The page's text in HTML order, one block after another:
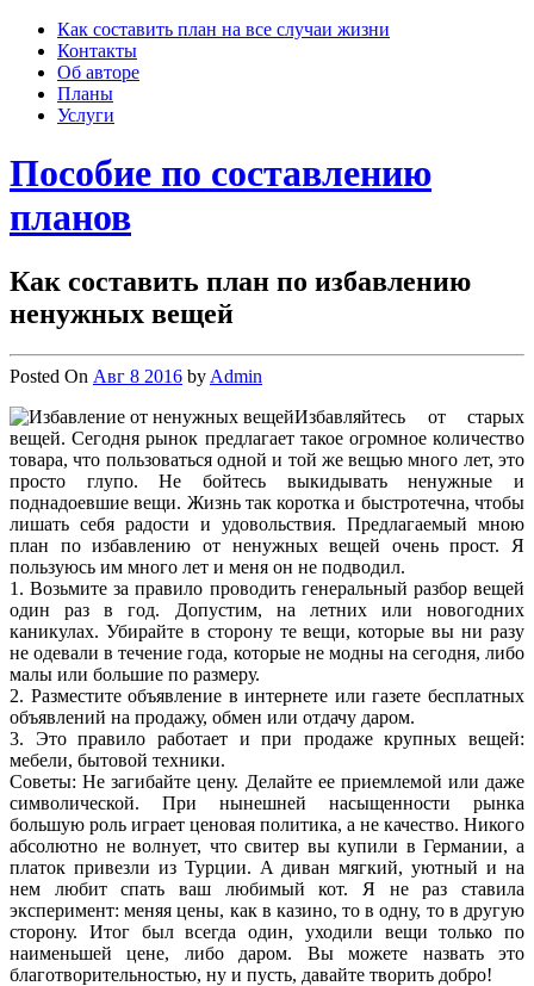
Skip
content
Как составить план на все случаи жизни
Контакты
Об авторе
Планы
Услуги
Пособие по составлению
планов
Как составить план по избавлению
ненужных вещей
Posted On Авг 8 2016 by Admin
Избавляйтесь от старых
вещей. Сегодня рынок предлагает такое огромное количество
товара, что пользоваться одной и той же вещью много лет, это
просто глупо. Не бойтесь выкидывать ненужные и
поднадоевшие вещи. Жизнь так коротка и быстротечна, чтобы
лишать себя радости и удовольствия. Предлагаемый мною
план по избавлению от ненужных вещей очень прост. Я
пользуюсь им много лет и меня он не подводил.
1. Возьмите за правило проводить генеральный разбор вещей
один раз в год. Допустим, на летних или новогодних
каникулах. Убирайте в сторону те вещи, которые вы ни разу
не одевали в течение года, которые не модны на сегодня, либо
малы или большие по размеру.
2. Разместите объявление в интернете или газете бесплатных
объявлений на продажу, обмен или отдачу даром.
3. Это правило работает и при продаже крупных вещей:
мебели, бытовой техники.
Советы: Не загибайте цену. Делайте ее приемлемой или даже
символической. При нынешней насыщенности рынка
большую роль играет ценовая политика, а не качество. Никого
абсолютно не волнует, что свитер вы купили в Германии, а
платок привезли из Турции. А диван мягкий, уютный и на
нем любит спать ваш любимый кот. Я не раз ставила
эксперимент: меняя цены, как в казино, то в одну, то в другую
сторону. Итог был всегда один, уходили вещи только по
наименьшей цене, либо даром. Вы можете назвать это
благотворительностью, ну и пусть, давайте творить добро!